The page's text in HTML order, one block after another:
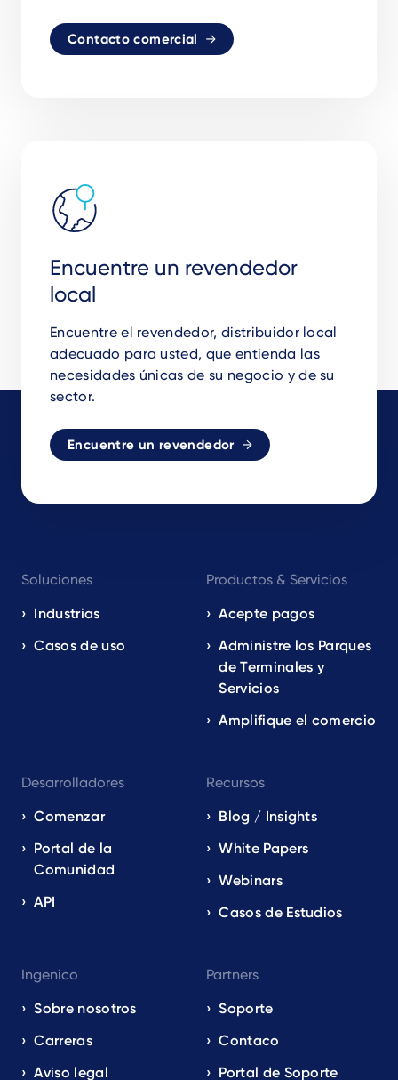
Contacto comercial
Encuentre un revendedor
local
Encuentre el revendedor, distribuidor local
adecuado para usted, que entienda las
necesidades únicas de su negocio y de su
sector.
Encuentre un revendedor
navigation
EN
Soluciones
Industrias
Casos de uso
Productos & Servicios
Acepte pagos
Administre los Parques
de Terminales y
Servicios
Amplifique el comercio
Desarrolladores
Comenzar
Portal de la
Comunidad
API
Recursos
Blog / Insights
White Papers
Webinars
Casos de Estudios
Ingenico
Sobre nosotros
Carreras
Aviso legal
Partners
Soporte
Contaco
Portal de Soporte